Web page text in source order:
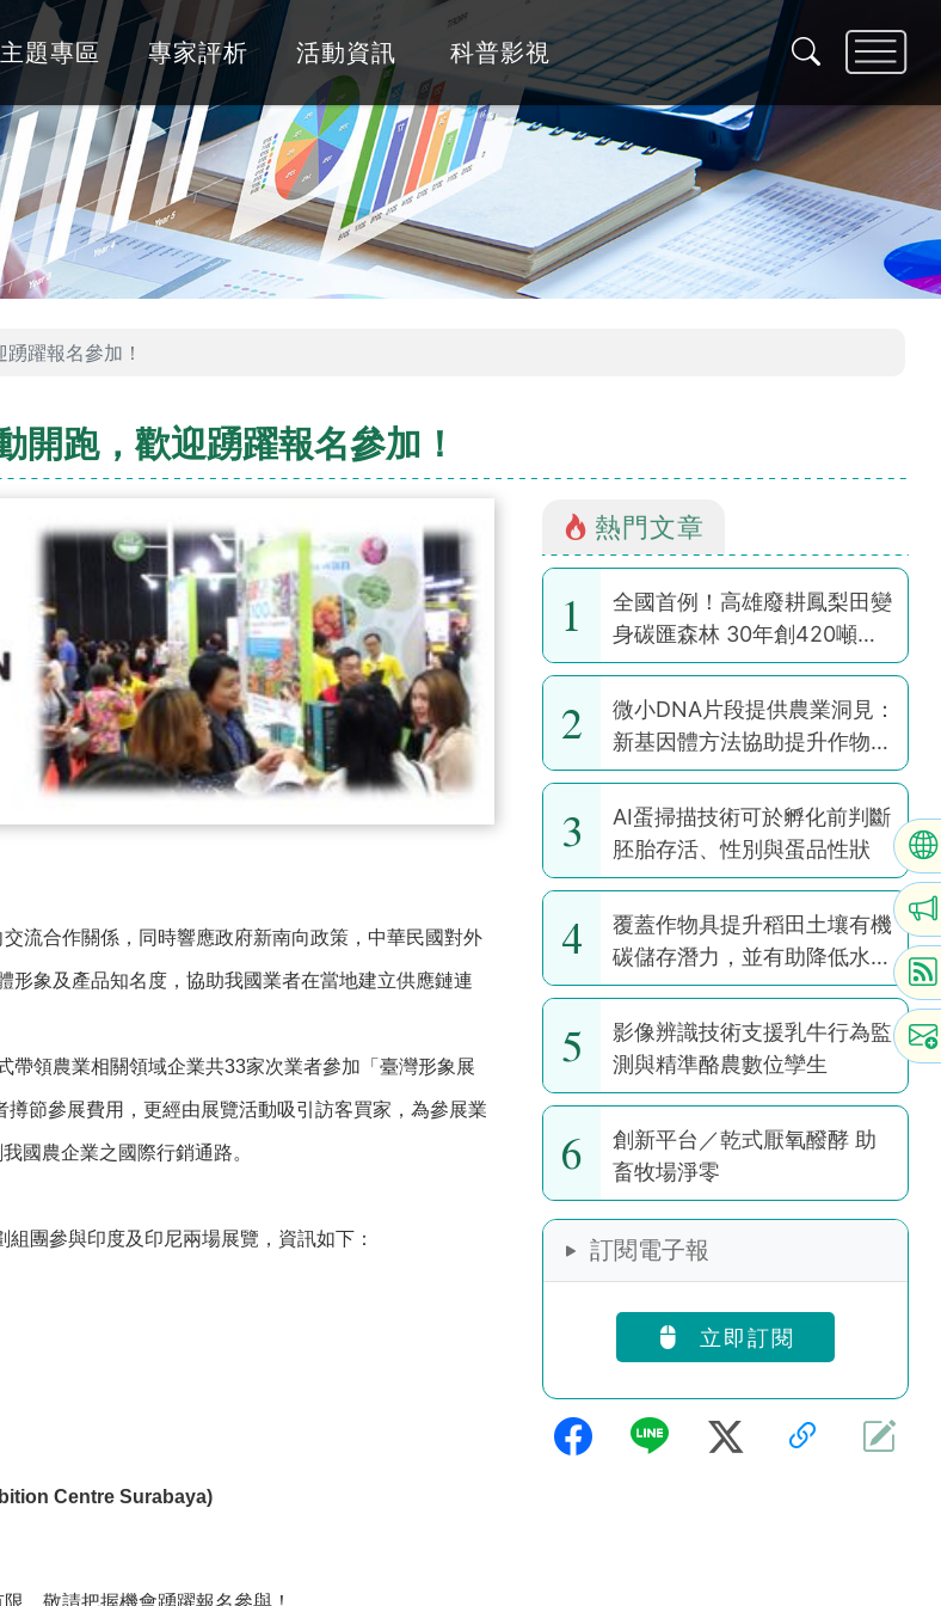
主題專區 專家評析 活動資訊 科普影視
躍報名參加！
開跑，歡迎踴躍報名參加！
流合作關係，同時響應政府新南向政策，中華民國對外
象及產品知名度，協助我國業者在當地建立供應鏈連
領農業相關領域企業共33家次業者參加「臺灣形象展
節參展費用，更經由展覽活動吸引訪客買家，為參展業
國農企業之國際行銷通路。
團參與印度及印尼兩場展覽，資訊如下：
Centre Surabaya)
限，敬請把握機會踴躍報名參與！
熱門文章
1
全國首例！高雄廢耕鳳梨田變
身碳匯森林 30年創420噸碳
權
2
微小DNA片段提供農業洞見：
新基因體方法協助提升作物韌
性
3
AI蛋掃描技術可於孵化前判斷
胚胎存活、性別與蛋品性狀
4
覆蓋作物具提升稻田土壤有機
碳儲存潛力，並有助降低水稻
耕作全球暖化潛勢
5
影像辨識技術支援乳牛行為監
測與精準酪農數位孿生
6
創新平台／乾式厭氧醱酵 助
畜牧場淨零
訂閱電子報
立即訂閱